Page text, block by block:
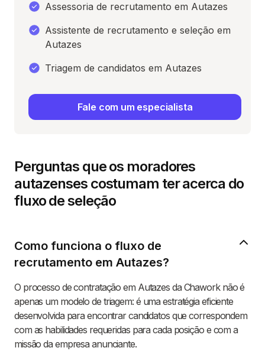
Perguntas que os moradores
autazenses costumam ter acerca do
fluxo de seleção
Como funciona o fluxo de
recrutamento em Autazes?
O processo de contratação em Autazes da Chawork não é
apenas um modelo de triagem: é uma estratégia eficiente
desenvolvida para encontrar candidatos que correspondem
com as habilidades requeridas para cada posição e com a
missão da empresa anunciante.
Assessoria de recrutamento em Autazes
Assistente de recrutamento e seleção em
Autazes
Triagem de candidatos em Autazes
Fale com um especialista